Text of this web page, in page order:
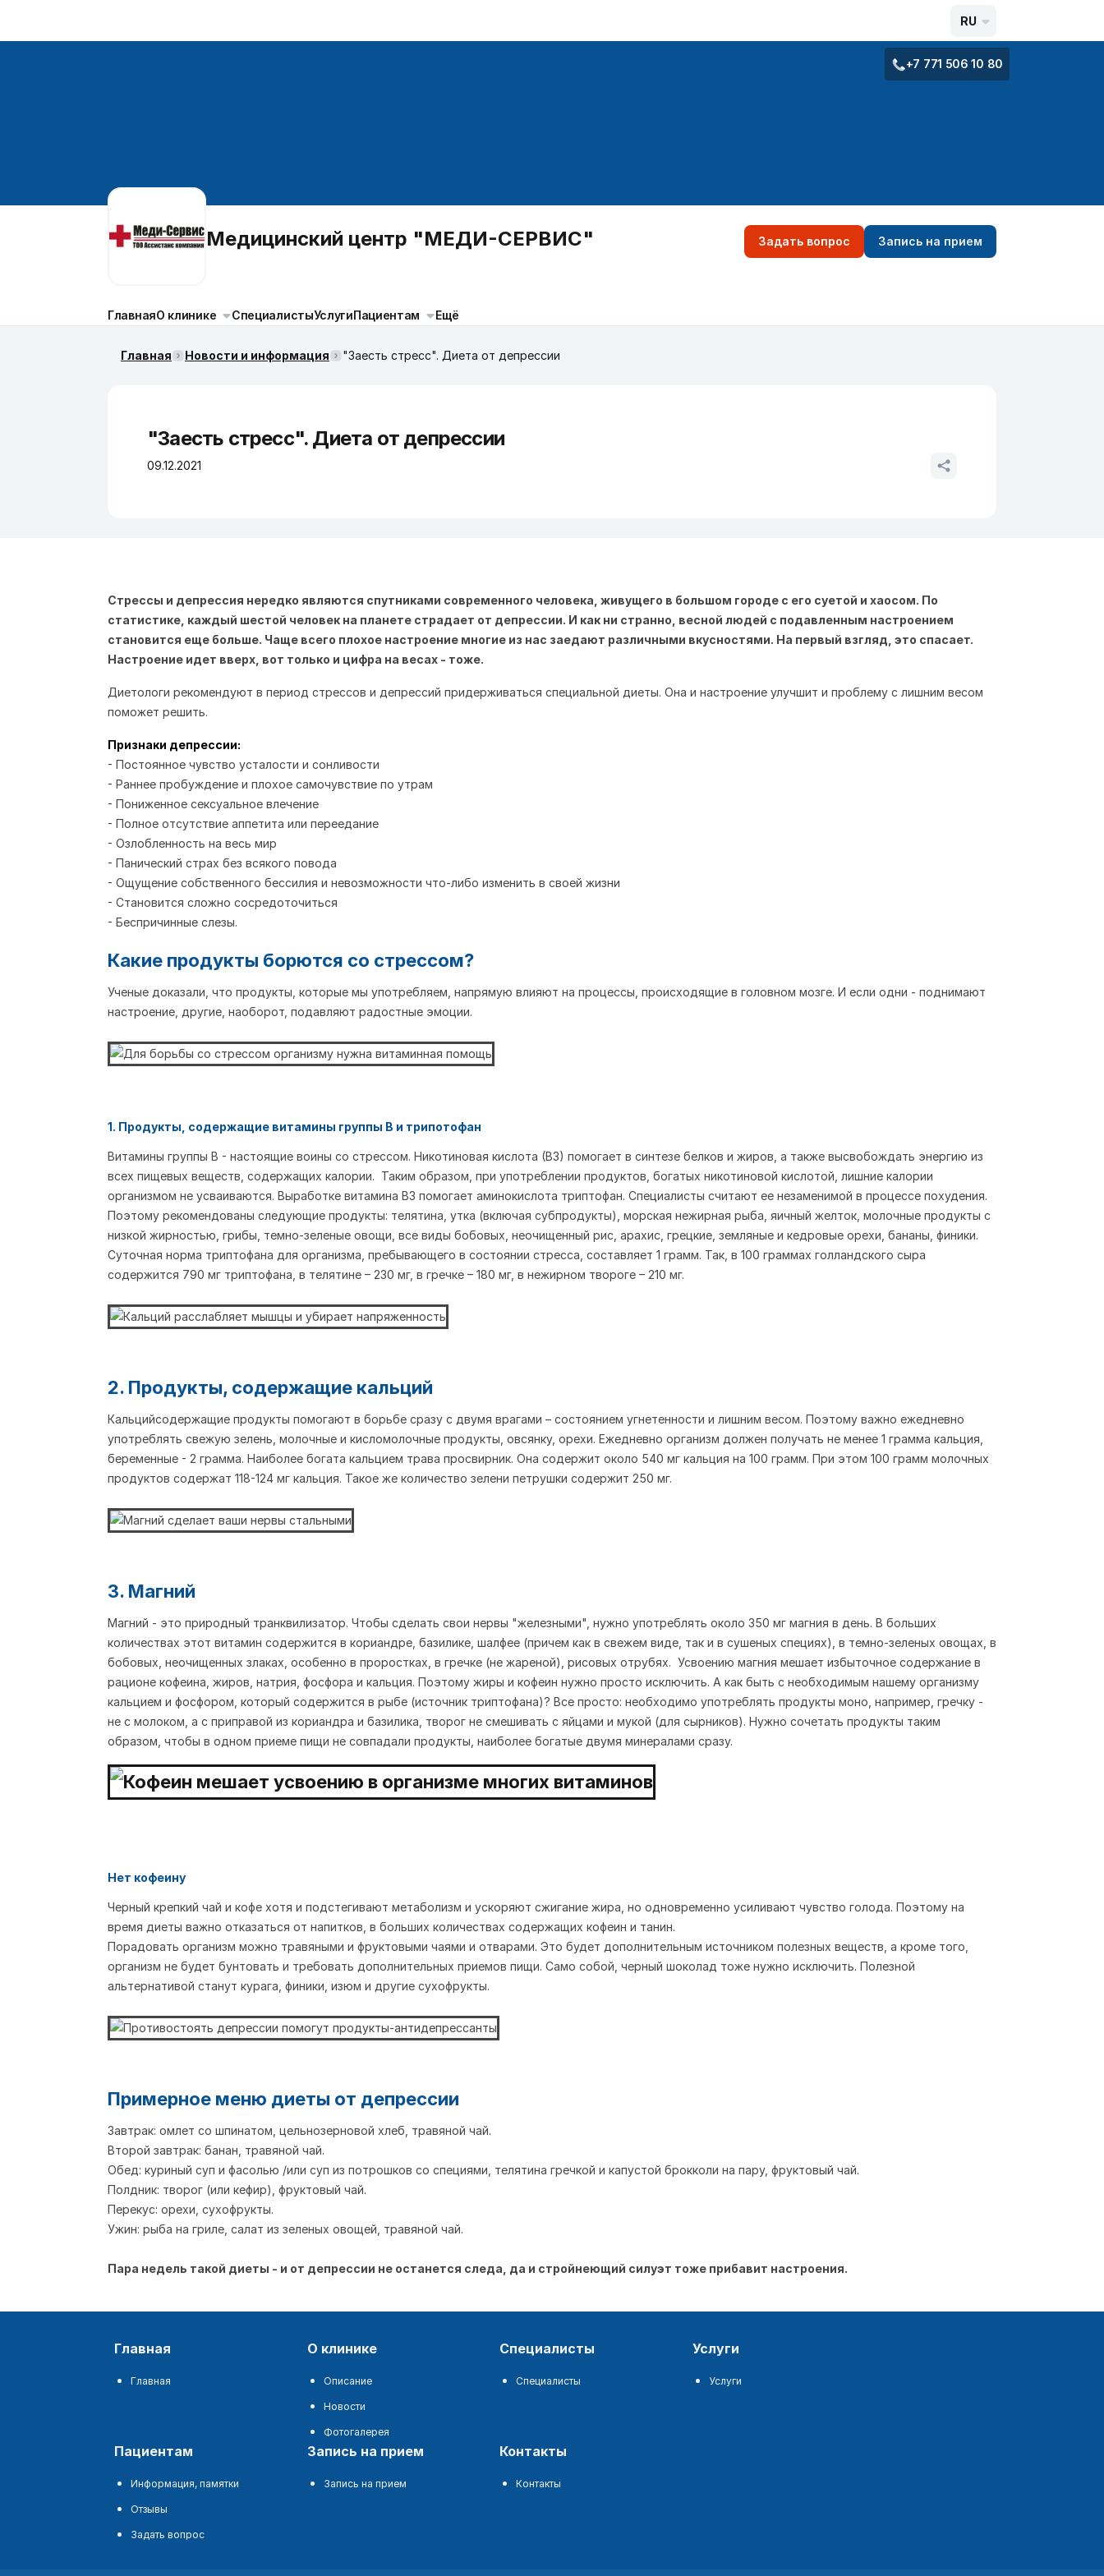
RU
+7 771 506 10 80
Медицинский центр "МЕДИ-СЕРВИС" Задать вопрос Запись на прием
ГлавнаяО клинике СпециалистыУслугиПациентам Ещё
Главная Новости и информация "Заесть стресс". Диета от депрессии
"Заесть стресс". Диета от депрессии
09.12.2021
Стрессы и депрессия нередко являются спутниками современного человека, живущего в большом городе с его суетой и хаосом. По
статистике, каждый шестой человек на планете страдает от депрессии. И как ни странно, весной людей с подавленным настроением
становится еще больше. Чаще всего плохое настроение многие из нас заедают различными вкусностями. На первый взгляд, это спасает.
Настроение идет вверх, вот только и цифра на весах - тоже.
Диетологи рекомендуют в период стрессов и депрессий придерживаться специальной диеты. Она и настроение улучшит и проблему с лишним весом
поможет решить.
Признаки депрессии:
- Постоянное чувство усталости и сонливости
- Раннее пробуждение и плохое самочувствие по утрам
- Пониженное сексуальное влечение
- Полное отсутствие аппетита или переедание
- Озлобленность на весь мир
- Панический страх без всякого повода
- Ощущение собственного бессилия и невозможности что-либо изменить в своей жизни
- Становится сложно сосредоточиться
- Беспричинные слезы.
Какие продукты борются со стрессом?
Ученые доказали, что продукты, которые мы употребляем, напрямую влияют на процессы, происходящие в головном мозге. И если одни - поднимают
настроение, другие, наоборот, подавляют радостные эмоции.
1. Продукты, содержащие витамины группы В и трипотофан
Витамины группы В - настоящие воины со стрессом. Никотиновая кислота (В3) помогает в синтезе белков и жиров, а также высвобождать энергию из
всех пищевых веществ, содержащих калории. Таким образом, при употреблении продуктов, богатых никотиновой кислотой, лишние калории
организмом не усваиваются. Выработке витамина В3 помогает аминокислота триптофан. Специалисты считают ее незаменимой в процессе похудения.
Поэтому рекомендованы следующие продукты: телятина, утка (включая субпродукты), морская нежирная рыба, яичный желток, молочные продукты с
низкой жирностью, грибы, темно-зеленые овощи, все виды бобовых, неочищенный рис, арахис, грецкие, земляные и кедровые орехи, бананы, финики.
Суточная норма триптофана для организма, пребывающего в состоянии стресса, составляет 1 грамм. Так, в 100 граммах голландского сыра
содержится 790 мг триптофана, в телятине – 230 мг, в гречке – 180 мг, в нежирном твороге – 210 мг.
2. Продукты, содержащие кальций
Кальцийсодержащие продукты помогают в борьбе сразу с двумя врагами – состоянием угнетенности и лишним весом. Поэтому важно ежедневно
употреблять свежую зелень, молочные и кисломолочные продукты, овсянку, орехи. Ежедневно организм должен получать не менее 1 грамма кальция,
беременные - 2 грамма. Наиболее богата кальцием трава просвирник. Она содержит около 540 мг кальция на 100 грамм. При этом 100 грамм молочных
продуктов содержат 118-124 мг кальция. Такое же количество зелени петрушки содержит 250 мг.
3. Магний
Магний - это природный транквилизатор. Чтобы сделать свои нервы "железными", нужно употреблять около 350 мг магния в день. В больших
количествах этот витамин содержится в кориандре, базилике, шалфее (причем как в свежем виде, так и в сушеных специях), в темно-зеленых овощах, в
бобовых, неочищенных злаках, особенно в проростках, в гречке (не жареной), рисовых отрубях. Усвоению магния мешает избыточное содержание в
рационе кофеина, жиров, натрия, фосфора и кальция. Поэтому жиры и кофеин нужно просто исключить. А как быть с необходимым нашему организму
кальцием и фосфором, который содержится в рыбе (источник триптофана)? Все просто: необходимо употреблять продукты моно, например, гречку -
не с молоком, а с приправой из кориандра и базилика, творог не смешивать с яйцами и мукой (для сырников). Нужно сочетать продукты таким
образом, чтобы в одном приеме пищи не совпадали продукты, наиболее богатые двумя минералами сразу.
Нет кофеину
Черный крепкий чай и кофе хотя и подстегивают метаболизм и ускоряют сжигание жира, но одновременно усиливают чувство голода. Поэтому на
время диеты важно отказаться от напитков, в больших количествах содержащих кофеин и танин.
Порадовать организм можно травяными и фруктовыми чаями и отварами. Это будет дополнительным источником полезных веществ, а кроме того,
организм не будет бунтовать и требовать дополнительных приемов пищи. Само собой, черный шоколад тоже нужно исключить. Полезной
альтернативой станут курага, финики, изюм и другие сухофрукты.
Примерное меню диеты от депрессии
Завтрак: омлет со шпинатом, цельнозерновой хлеб, травяной чай.
Второй завтрак: банан, травяной чай.
Обед: куриный суп и фасолью /или суп из потрошков со специями, телятина гречкой и капустой брокколи на пару, фруктовый чай.
Полдник: творог (или кефир), фруктовый чай.
Перекус: орехи, сухофрукты.
Ужин: рыба на гриле, салат из зеленых овощей, травяной чай.
Пара недель такой диеты - и от депрессии не останется следа, да и стройнеющий силуэт тоже прибавит настроения.
главная
Главная
о клинике
Описание
Новости
Фотогалерея
специалисты
Специалисты
услуги
Услуги
пациентам
Информация, памятки
Отзывы
Задать вопрос
запись на прием
Запись на прием
контакты
Контакты